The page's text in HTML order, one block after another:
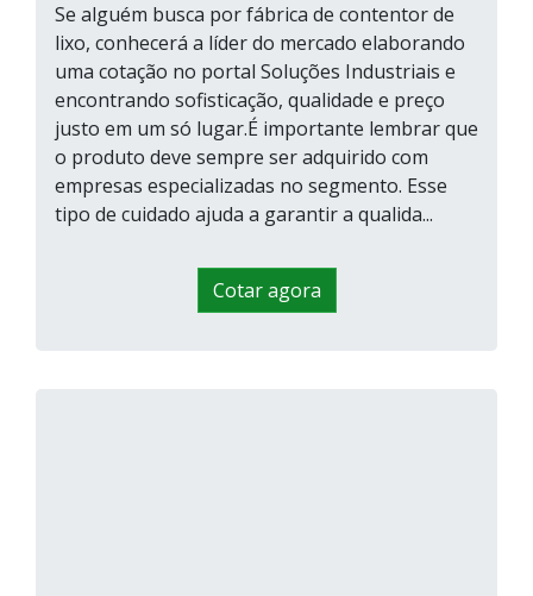
Se alguém busca por fábrica de contentor de
lixo, conhecerá a líder do mercado elaborando
uma cotação no portal Soluções Industriais e
encontrando sofisticação, qualidade e preço
justo em um só lugar.É importante lembrar que
o produto deve sempre ser adquirido com
empresas especializadas no segmento. Esse
tipo de cuidado ajuda a garantir a qualida...
Cotar agora